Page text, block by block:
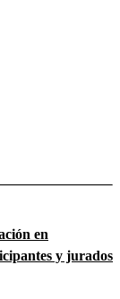
en
y jurados